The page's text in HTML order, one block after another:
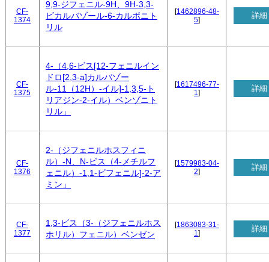
CF-
1374
9,9-ジフェニル-9H、9H-3,3-
ビカルバゾール-6-カルボニト
リル
[1462896-48-
5] 詳細
CF-
1375
4-（4,6-ビス[12-フェニルイン
ドロ[2,3-a]カルバゾー
ル-11（12H）-イル]-1,3,5-ト
リアジン-2-イル）ベンゾニト
リル」
[1617496-77-
1] 詳細
CF-
1376
2-（ジフェニルホスフィニ
ル）-N、N-ビス（4-メチルフ
ェニル）-1,1-ビフェニル]-2-ア
ミン」
[1579983-04-
2] 詳細
CF-
1377
1,3-ビス（3-（ジフェニルホス
ホリル）フェニル）ベンゼン
[1863083-31-
1] 詳細